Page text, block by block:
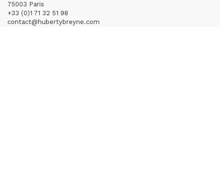
75003 Paris
+33 (0)1 71 32 51 98
contact@hubertybreyne.com